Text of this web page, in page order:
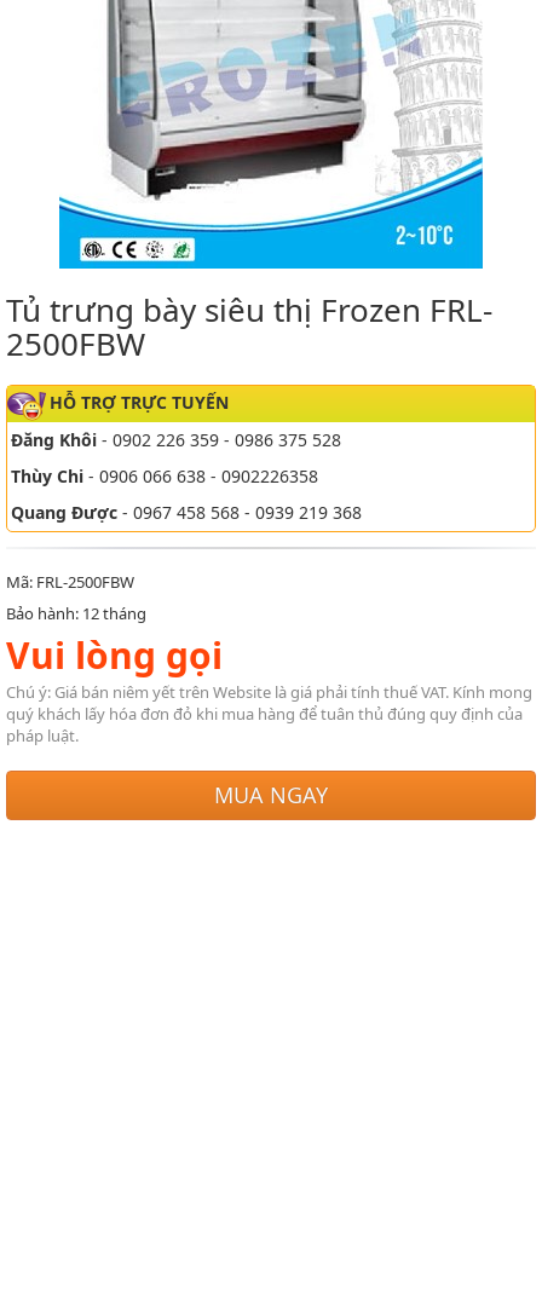
Tủ trưng bày siêu thị Frozen FRL-
2500FBW
HỖ TRỢ TRỰC TUYẾN
Đăng Khôi - 0902 226 359 - 0986 375 528
Thùy Chi - 0906 066 638 - 0902226358
Quang Được - 0967 458 568 - 0939 219 368
Mã: FRL-2500FBW
Bảo hành: 12 tháng
Vui lòng gọi
Chú ý: Giá bán niêm yết trên Website là giá phải tính thuế VAT. Kính mong
quý khách lấy hóa đơn đỏ khi mua hàng để tuân thủ đúng quy định của
pháp luật.
MUA NGAY